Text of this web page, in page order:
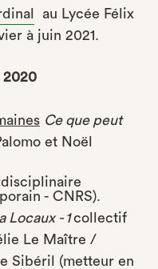
au Lycée Félix
à juin 2021.
2020
Ce que peut
et Noël
- CNRS).
Locaux - 1collectif
Le Maître /
Sibéril (metteur en